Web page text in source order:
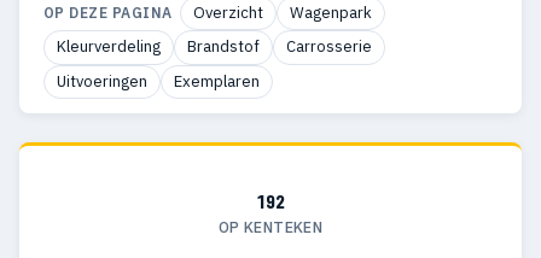
OP DEZE PAGINA Overzicht
Wagenpark
Kleurverdeling
Brandstof
Carrosserie
Uitvoeringen
Exemplaren
192
OP KENTEKEN